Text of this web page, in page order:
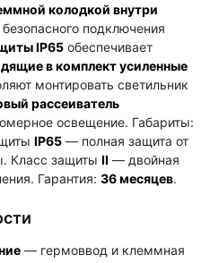
колодкой внутри
подключения
IP65 обеспечивает
в комплект усиленные
монтировать светильник
рассеиватель
освещение. Габариты:
IP65 — полная защита от
Класс защиты II — двойная
Гарантия: 36 месяцев.
— гермоввод и клеммная